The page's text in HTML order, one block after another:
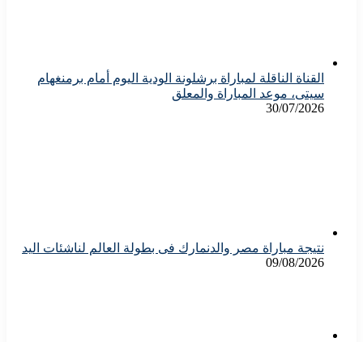
القناة الناقلة لمباراة برشلونة الودية اليوم أمام برمنغهام
سيتى، موعد المباراة والمعلق
30/07/2026
نتيجة مباراة مصر والدنمارك فى بطولة العالم لناشئات اليد
09/08/2026